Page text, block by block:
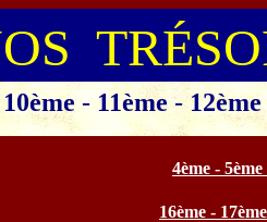
- 11ème - 12ème
4ème - 5ème
16ème -